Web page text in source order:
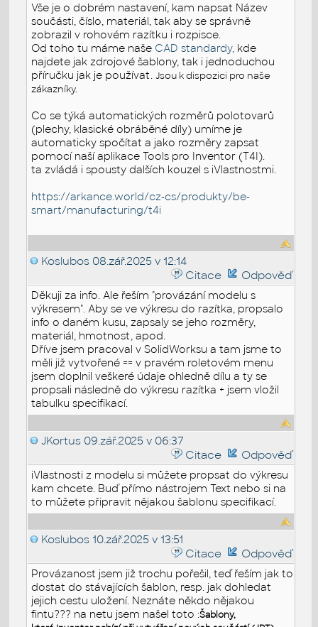
Vše je o dobrém nastavení, kam napsat Název
součásti, číslo, materiál, tak aby se správně
zobrazil v rohovém razítku i rozpisce.
Od toho tu máme naše CAD standardy, kde
najdete jak zdrojové šablony, tak i jednoduchou
příručku jak je používat.Jsou k dispozici pro naše
zákazníky.
Co se týká automatických rozměrů polotovarů
(plechy, klasické obráběné díly) umíme je
automaticky spočítat a jako rozměry zapsat
pomocí naší aplikace Tools pro Inventor (T4I).
ta zvládá i spousty dalších kouzel s iVlastnostmi.
https://arkance.world/cz-cs/produkty/be-
smart/manufacturing/t4i
Koslubos 08.zář.2025 v 12:14
Citace
Odpověď
Děkuji za info. Ale řeším "provázání modelu s
výkresem". Aby se ve výkresu do razítka, propsalo
info o daném kusu, zapsaly se jeho rozměry,
materiál, hmotnost, apod.
Dříve jsem pracoval v SolidWorksu a tam jsme to
měli již vytvořené == v pravém roletovém menu
jsem doplnil veškeré údaje ohledně dílu a ty se
propsali následně do výkresu razítka + jsem vložil
tabulku specifikací.
JKortus 09.zář.2025 v 06:37
Citace
Odpověď
iVlastnosti z modelu si můžete propsat do výkresu
kam chcete. Buď přímo nástrojem Text nebo si na
to můžete připravit nějakou šablonu specifikací.
Koslubos 10.zář.2025 v 13:51
Citace
Odpověď
Provázanost jsem již trochu pořešil, teď řeším jak to
dostat do stávajících šablon, resp. jak dohledat
jejich cestu uložení. Neznáte někdo nějakou
fintu??? na netu jsem našel toto :Šablony,